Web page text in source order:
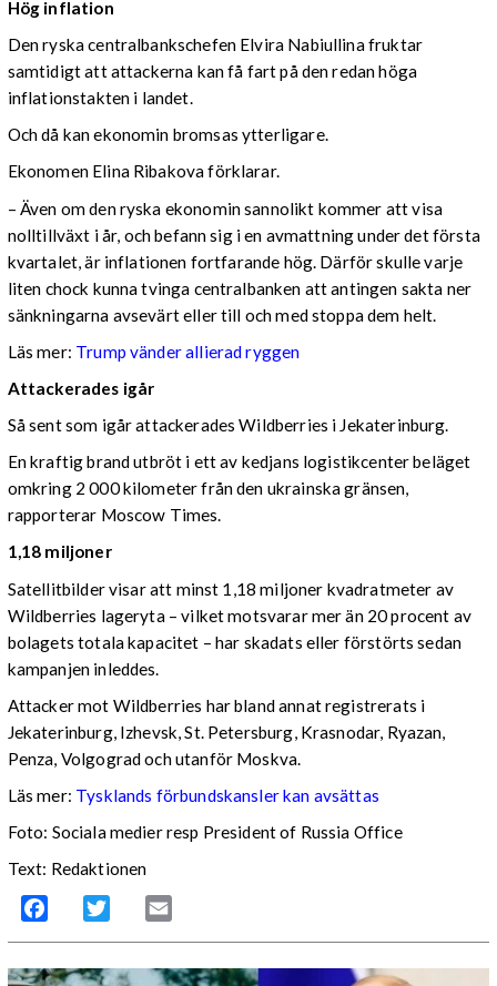
Hög inflation
Den ryska centralbankschefen Elvira Nabiullina fruktar
samtidigt att attackerna kan få fart på den redan höga
inflationstakten i landet.
Och då kan ekonomin bromsas ytterligare.
Ekonomen Elina Ribakova förklarar.
– Även om den ryska ekonomin sannolikt kommer att visa
nolltillväxt i år, och befann sig i en avmattning under det första
kvartalet, är inflationen fortfarande hög. Därför skulle varje
liten chock kunna tvinga centralbanken att antingen sakta ner
sänkningarna avsevärt eller till och med stoppa dem helt.
Läs mer: Trump vänder allierad ryggen
Attackerades igår
Så sent som igår attackerades Wildberries i Jekaterinburg.
En kraftig brand utbröt i ett av kedjans logistikcenter beläget
omkring 2 000 kilometer från den ukrainska gränsen,
rapporterar Moscow Times.
1,18 miljoner
Satellitbilder visar att minst 1,18 miljoner kvadratmeter av
Wildberries lageryta – vilket motsvarar mer än 20 procent av
bolagets totala kapacitet – har skadats eller förstörts sedan
kampanjen inleddes.
Attacker mot Wildberries har bland annat registrerats i
Jekaterinburg, Izhevsk, St. Petersburg, Krasnodar, Ryazan,
Penza, Volgograd och utanför Moskva.
Läs mer: Tysklands förbundskansler kan avsättas
Foto: Sociala medier resp President of Russia Office
Text: Redaktionen
Facebook Twitter